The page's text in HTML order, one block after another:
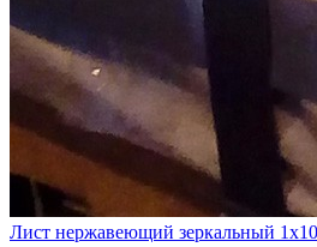
Лист нержавеющий зеркальный